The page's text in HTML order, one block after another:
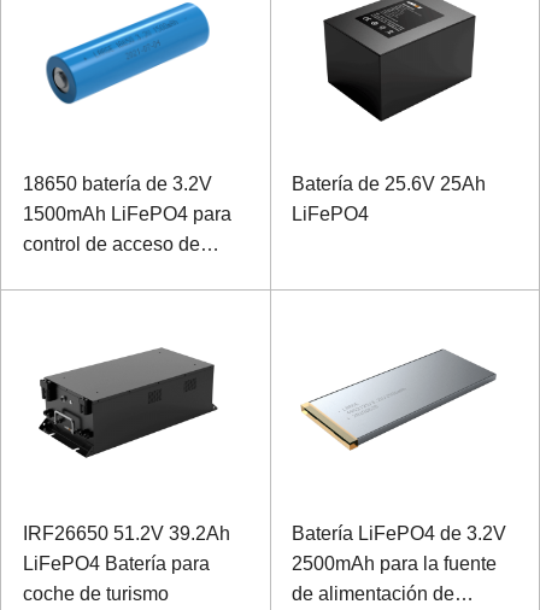
18650 batería de 3.2V
1500mAh LiFePO4 para
control de acceso de
Batería de 25.6V 25Ah
LiFePO4
IRF26650 51.2V 39.2Ah
LiFePO4 Batería para
coche de turismo
Batería LiFePO4 de 3.2V
2500mAh para la fuente
de alimentación de